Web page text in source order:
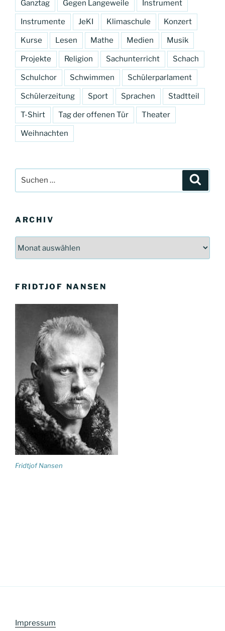
Ganztag Gegen Langeweile Instrument
Instrumente JeKI Klimaschule Konzert
Kurse Lesen Mathe Medien Musik
Projekte Religion Sachunterricht Schach
Schulchor Schwimmen Schülerparlament
Schülerzeitung Sport Sprachen Stadtteil
T-Shirt Tag der offenen Tür Theater
Weihnachten
nach:
ARCHIV
FRIDTJOF NANSEN
Fridtjof Nansen
Impressum